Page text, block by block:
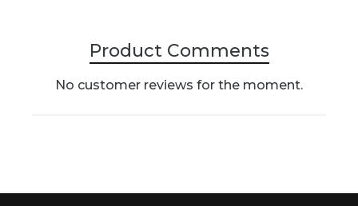
Product Comments
No customer reviews for the moment.